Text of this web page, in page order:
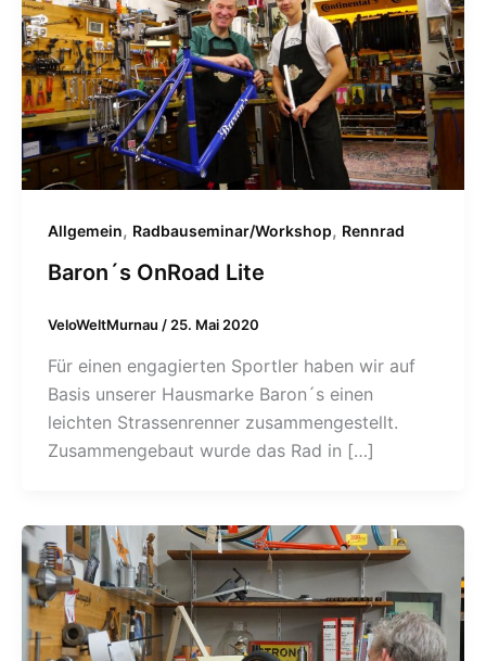
Allgemein, Radbauseminar/Workshop, Rennrad
Baron´s OnRoad Lite
VeloWeltMurnau /25. Mai 2020
Für einen engagierten Sportler haben wir auf
Basis unserer Hausmarke Baron´s einen
leichten Strassenrenner zusammengestellt.
Zusammengebaut wurde das Rad in […]